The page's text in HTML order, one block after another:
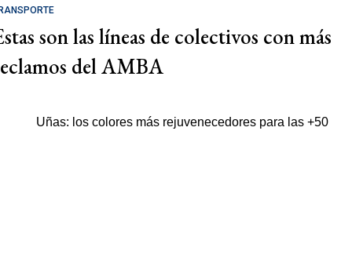
son las líneas de colectivos con más
del AMBA